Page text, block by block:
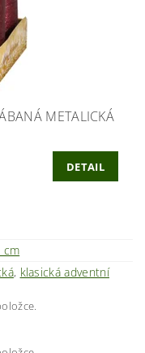
METALICKÁ
DETAIL
cm
, klasická adventní